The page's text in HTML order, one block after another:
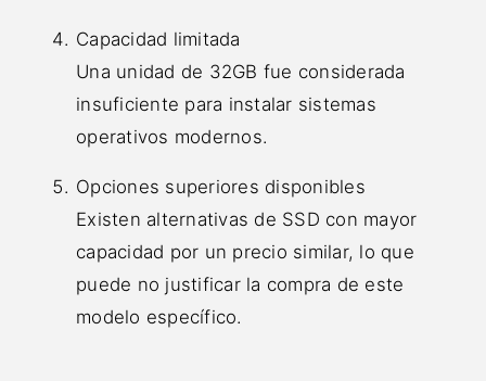
Capacidad limitada
Una unidad de 32GB fue considerada
insuficiente para instalar sistemas
operativos modernos.
Opciones superiores disponibles
Existen alternativas de SSD con mayor
capacidad por un precio similar, lo que
puede no justificar la compra de este
modelo específico.